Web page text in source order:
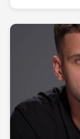
Proto teď
diplomatka
ze série
výročí Havlova
že bude
když jsme ho v
naléhavě
nám, že v zemi
nadstranického.”